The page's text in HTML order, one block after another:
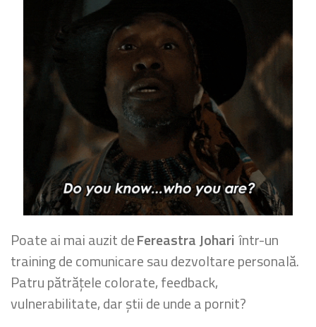
Poate ai mai auzit deFereastra Johariîntr-un
training de comunicare sau dezvoltare personală.
Patru pătrățele colorate, feedback,
vulnerabilitate, dar știi de unde a pornit?